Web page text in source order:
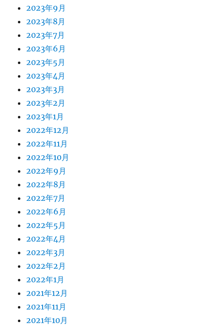
2023年9月
2023年8月
2023年7月
2023年6月
2023年5月
2023年4月
2023年3月
2023年2月
2023年1月
2022年12月
2022年11月
2022年10月
2022年9月
2022年8月
2022年7月
2022年6月
2022年5月
2022年4月
2022年3月
2022年2月
2022年1月
2021年12月
2021年11月
2021年10月